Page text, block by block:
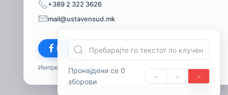
Пронајдени се 0
зборови
+389 2 322 3626
mail@ustavensud.mk
Facebook
Импресум© 2026